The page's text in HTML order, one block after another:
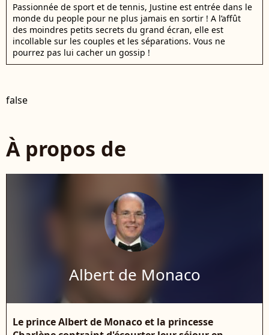
Passionnée de sport et de tennis, Justine est entrée dans le
monde du people pour ne plus jamais en sortir ! A l’affût
des moindres petits secrets du grand écran, elle est
incollable sur les couples et les séparations. Vous ne
pourrez pas lui cacher un gossip !
false
À propos de
Albert de Monaco
Le prince Albert de Monaco et la princesse